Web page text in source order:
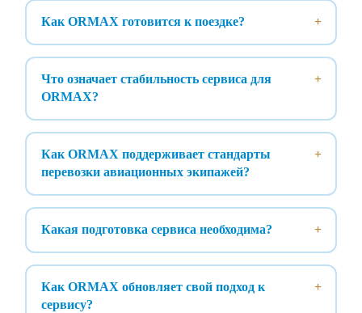
Как ORMAX готовится к поездке?
Что означает стабильность сервиса для
ORMAX?
Как ORMAX поддерживает стандарты
перевозки авиационных экипажей?
Какая подготовка сервиса необходима?
Как ORMAX обновляет свой подход к
сервису?